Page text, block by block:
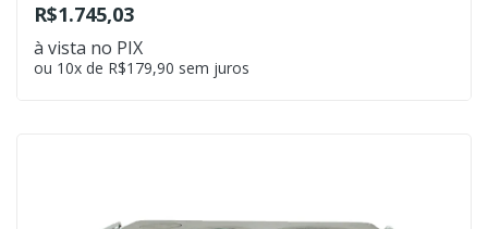
R$1.745,03
à vista no PIX
ou 10x de R$179,90 sem juros